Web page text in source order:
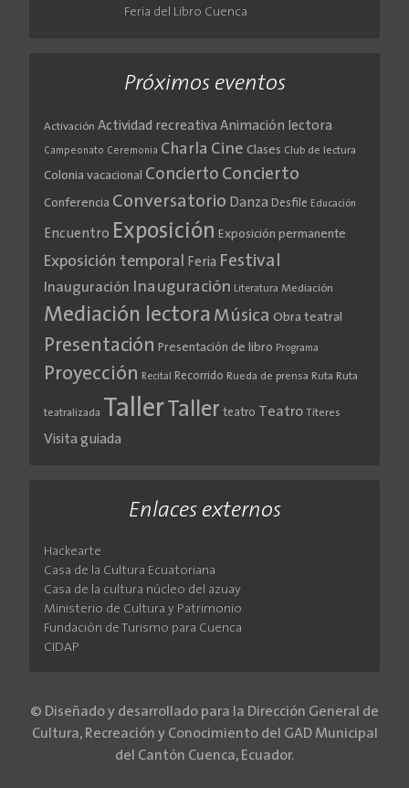
Feria del Libro Cuenca
Próximos eventos
Activación Actividad recreativa Animación lectora
Campeonato Ceremonia Charla Cine Clases Club de lectura
Colonia vacacional Concierto Concierto
Conferencia Conversatorio Danza Desfile Educación
Encuentro Exposición Exposición permanente
Exposición temporal Feria Festival
Inauguración Inauguración Literatura Mediación
Mediación lectora Música Obra teatral
Presentación Presentación de libro Programa
Proyección Recital Recorrido Rueda de prensa Ruta Ruta
teatralizada TallerTaller teatro Teatro Títeres
Visita guiada
Enlaces externos
Hackearte
Casa de la Cultura Ecuatoriana
Casa de la cultura núcleo del azuay
Ministerio de Cultura y Patrimonio
Fundación de Turismo para Cuenca
CIDAP
© Diseñado y desarrollado para la Dirección General de
Cultura, Recreación y Conocimiento del GAD Municipal
del Cantón Cuenca, Ecuador.